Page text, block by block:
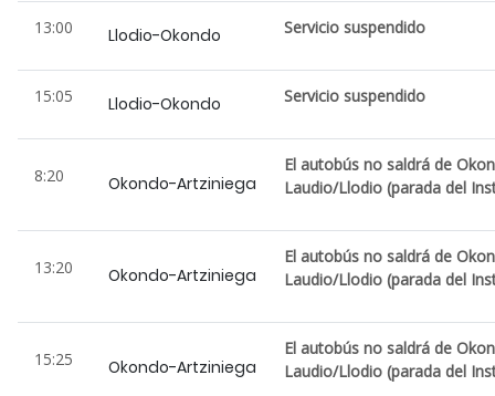
13:00 Llodio-Okondo Servicio suspendido
15:05 Llodio-Okondo Servicio suspendido
8:20 Okondo-Artziniega
El autobús no saldrá de
Laudio/Llodio (parada del
13:20 Okondo-Artziniega
El autobús no saldrá de
Laudio/Llodio (parada del
15:25 Okondo-Artziniega
El autobús no saldrá de
Laudio/Llodio (parada del